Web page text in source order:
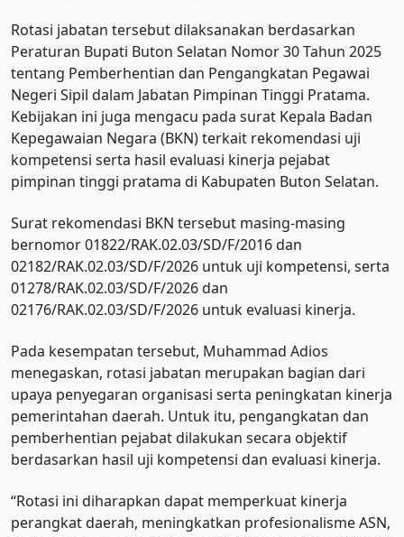
Rotasi jabatan tersebut dilaksanakan berdasarkan
Peraturan Bupati Buton Selatan Nomor 30 Tahun 2025
tentang Pemberhentian dan Pengangkatan Pegawai
Negeri Sipil dalam Jabatan Pimpinan Tinggi Pratama.
Kebijakan ini juga mengacu pada surat Kepala Badan
Kepegawaian Negara (BKN) terkait rekomendasi uji
kompetensi serta hasil evaluasi kinerja pejabat
pimpinan tinggi pratama di Kabupaten Buton Selatan.
Surat rekomendasi BKN tersebut masing-masing
bernomor 01822/RAK.02.03/SD/F/2016 dan
02182/RAK.02.03/SD/F/2026 untuk uji kompetensi, serta
01278/RAK.02.03/SD/F/2026 dan
02176/RAK.02.03/SD/F/2026 untuk evaluasi kinerja.
Pada kesempatan tersebut, Muhammad Adios
menegaskan, rotasi jabatan merupakan bagian dari
upaya penyegaran organisasi serta peningkatan kinerja
pemerintahan daerah. Untuk itu, pengangkatan dan
pemberhentian pejabat dilakukan secara objektif
berdasarkan hasil uji kompetensi dan evaluasi kinerja.
“Rotasi ini diharapkan dapat memperkuat kinerja
perangkat daerah, meningkatkan profesionalisme ASN,